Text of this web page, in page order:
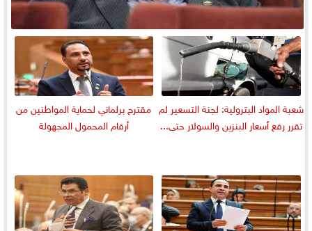
شعبة المواد البترولية: لجنة التسعير لم
تقرر رفع أسعار البنزين والسولار حتى...
مقترح برلماني لحماية المواطنين من
أرقام المحمول المجهولة